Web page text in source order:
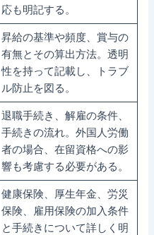
応も明記する。
昇給の基準や頻度、賞与の
有無とその算出方法。透明
性を持って記載し、トラブ
ル防止を図る。
退職手続き、解雇の条件、
手続きの流れ。外国人労働
者の場合、在留資格への影
響も考慮する必要がある。
健康保険、厚生年金、労災
保険、雇用保険の加入条件
と手続きについて詳しく明